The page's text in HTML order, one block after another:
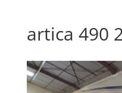
artica 490